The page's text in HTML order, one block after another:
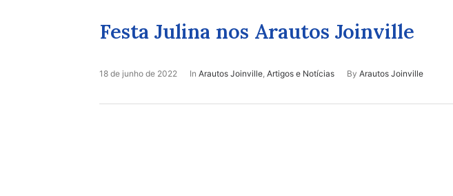
Festa Julina nos Arautos Joinville
18 de junho de 2022 In Arautos Joinville, Artigos e Notícias By Arautos Joinville